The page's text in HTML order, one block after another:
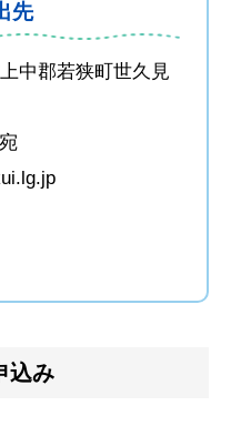
先
中郡若狭町世久見
込み